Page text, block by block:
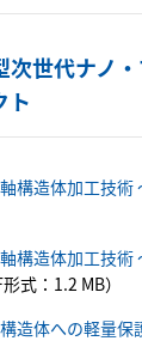
ークラスタープ
事業案内
ンクロトロン
試作造形（技
世代ナノ
ト
軸構造体加工技
構造体加工技術
形式：1.2 MB）
構造体への軽量